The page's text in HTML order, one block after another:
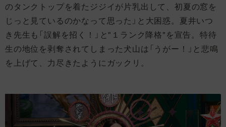
のタンクトップを着たジジイが片乳出して、初夏の窓を
じっと見ているのかなって思った」と大困惑。夏井いつ
き先生も「誤解を招く！」と"１ランク降格"を宣告。特待
生の地位を剥奪されてしまった犬山は「うがー！」と悲鳴
を上げて、力尽きたようにガックリ。